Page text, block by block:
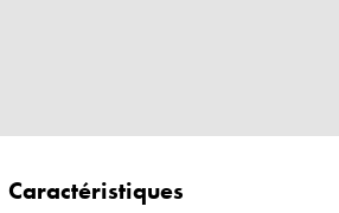
Caractéristiques